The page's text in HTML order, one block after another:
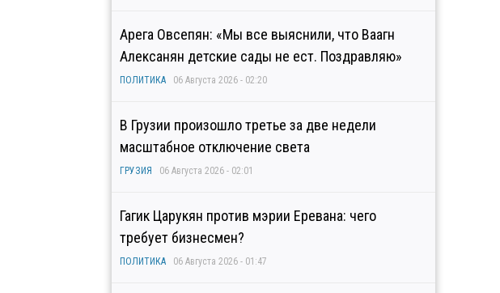
Арега Овсепян: «Мы все выяснили, что Ваагн
Алексанян детские сады не ест. Поздравляю»
ПОЛИТИКА 06 Августа 2026 - 02:20
В Грузии произошло третье за две недели
масштабное отключение света
ГРУЗИЯ 06 Августа 2026 - 02:01
Гагик Царукян против мэрии Еревана: чего
требует бизнесмен?
ПОЛИТИКА 06 Августа 2026 - 01:47